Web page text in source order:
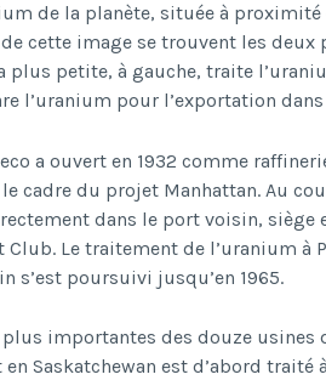
de la planète, située à
cette image se trouvent les deux
petite, à gauche, traite
l’uranium pour l’exportation
a ouvert en 1932 comme
cadre du projet Manhattan. Au
dans le port voisin, siège
Le traitement de l’uranium à
s’est poursuivi jusqu’en 1965.
importantes des douze usines
Saskatchewan est d’abord traité